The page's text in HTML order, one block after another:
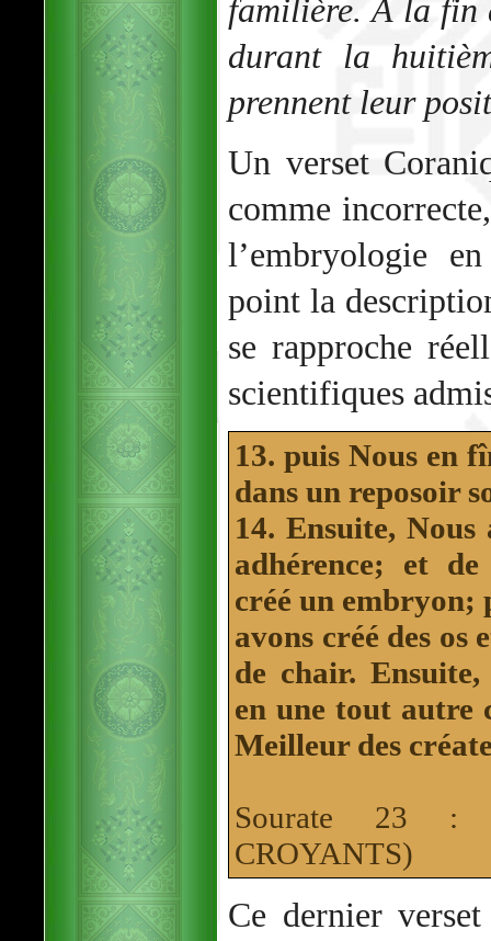
familière. À la fin
durant la
prennent leur
Un verset
comme
l’embryologie
point la
se rapproche
scientifiques
13. puis Nous en
dans un reposoir
14. Ensuite,
adhérence; et
créé un embryon;
avons créé des os
de chair.
en une tout autre
Meilleur des
Sourate 23 :
CROYANTS)
Ce dernier